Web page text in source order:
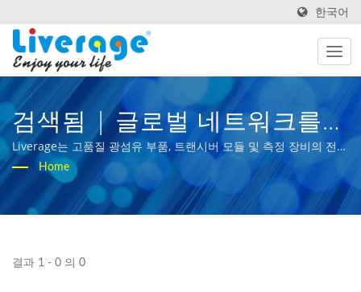
한국어
검색됨 | 글로벌 네트워크를
위한 고성능 광섬유 구성 요소
및 트랜시버
Liverage는 고품질 광섬유 부품, 트랜시버 모듈 및 측정 장비의 전문
제조업체입니다. 우리의 사명 "당신의 삶을 즐기세요"는 사람들의
삶에 광대역 광학을 가져오는 것입니다.
Home
결과 1 - 0 의 0